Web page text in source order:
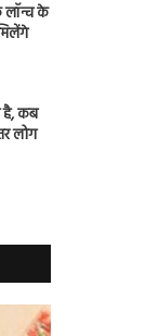
लॉन्च के
है, कब
लोग